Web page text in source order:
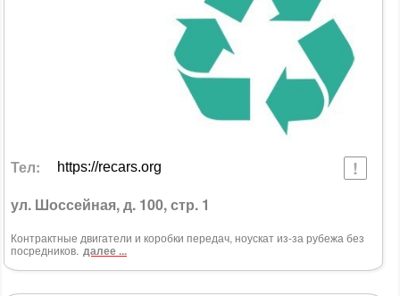
Тел: https://recars.org
ул. Шоссейная, д. 100, стр. 1
Контрактные двигатели и коробки передач, ноускат из-за рубежа без
посредников. далее ...